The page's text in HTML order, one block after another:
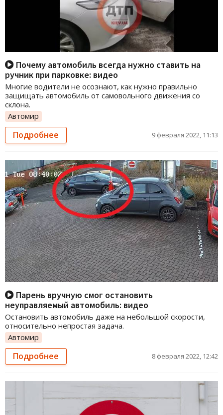
Почему автомобиль всегда нужно ставить на
ручник при парковке: видео
Многие водители не осознают, как нужно правильно
защищать автомобиль от самовольного движения со
склона.
Автомир
Подробнее 9 февраля 2022, 11:13
Парень вручную смог остановить
неуправляемый автомобиль: видео
Остановить автомобиль даже на небольшой скорости,
относительно непростая задача.
Автомир
Подробнее 8 февраля 2022, 12:42